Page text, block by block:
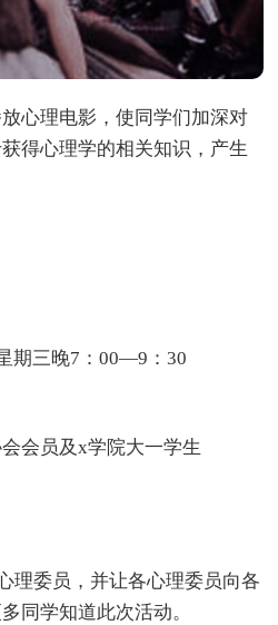
理电影，使同学们加深对
得心理学的相关知识，产生
三晚7：00—9：30
员及x学院大一学生
委员，并让各心理委员向各
同学知道此次活动。